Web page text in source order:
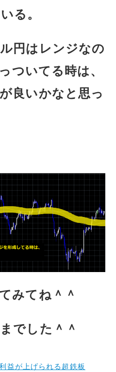
る。
円はレンジなの
ついてる時は、
良いかなと思っ
みてね＾＾
でした＾＾
益が上げられる超鉄板